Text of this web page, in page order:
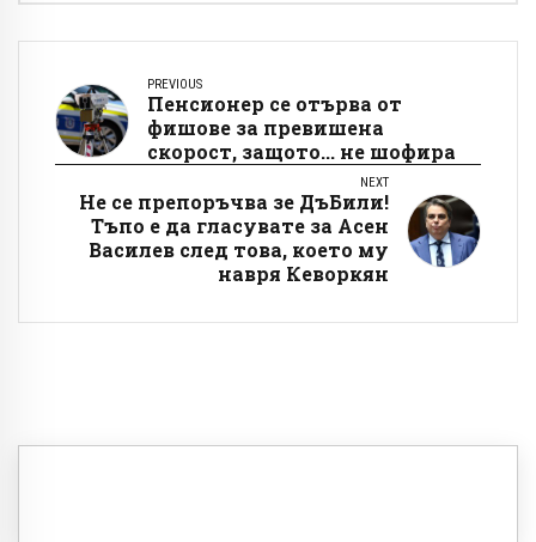
PREVIOUS
Пенсионер се отърва от
фишове за превишена
скорост, защото... не шофира
NEXT
Не се препоръчва зе ДъБили!
Тъпо е да гласувате за Асен
Василев след това, което му
навря Кеворкян